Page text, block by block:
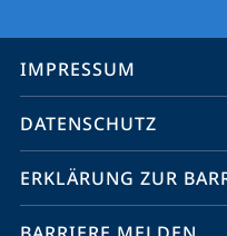
Service-
Navigation
IMPRESSUM
DATENSCHUTZ
ERKLÄRUNG ZUR